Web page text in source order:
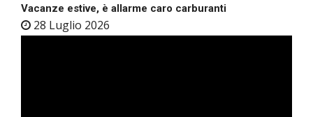
Vacanze estive, è allarme caro carburanti
28 Luglio 2026